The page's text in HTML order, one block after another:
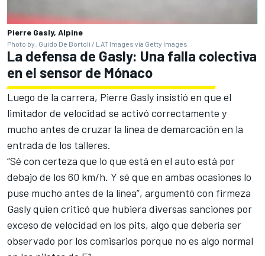
Pierre Gasly, Alpine
Photo by: Guido De Bortoli / LAT Images via Getty Images
La defensa de Gasly: Una falla colectiva
en el sensor de Mónaco
Luego de la carrera, Pierre Gasly insistió en que el
limitador de velocidad se activó correctamente y
mucho antes de cruzar la línea de demarcación en la
entrada de los talleres.
“Sé con certeza que lo que está en el auto está por
debajo de los 60 km/h. Y sé que en ambas ocasiones lo
puse mucho antes de la línea”, argumentó con firmeza
Gasly quien criticó que hubiera diversas sanciones por
exceso de velocidad en los pits, algo que debería ser
observado por los comisarios porque no es algo normal